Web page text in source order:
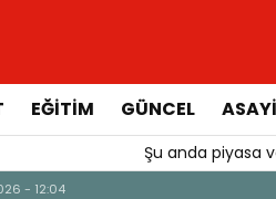
EĞITIM GÜNCEL
Şu anda piyasa
- 19:47